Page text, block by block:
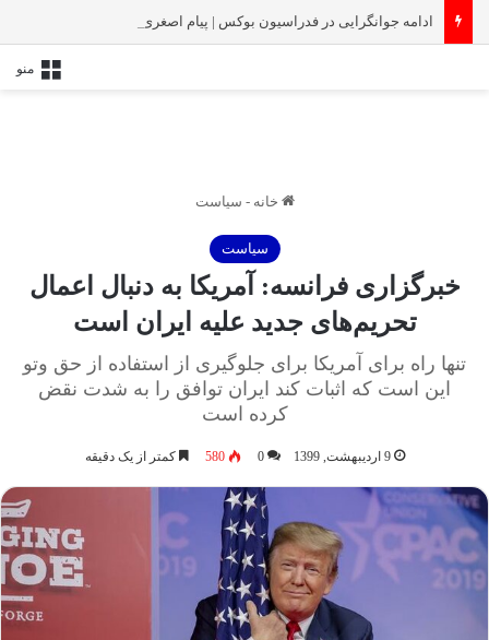
منو
خانه - سیاست
سیاست
خبرگزاری فرانسه: آمریکا به دنبال اعمال
تحریم‌های جدید علیه ایران است
تنها راه برای آمریکا برای جلوگیری از استفاده از حق وتو
این است که اثبات کند ایران توافق را به شدت نقض
کرده است
9 اردیبهشت, 1399 0
580 کمتر از یک دقیقه